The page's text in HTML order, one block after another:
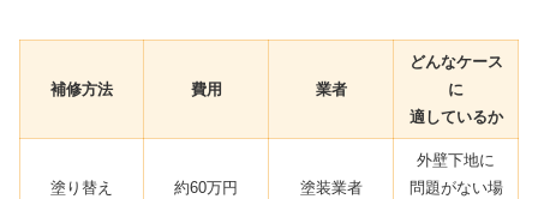
補修方法 費用 業者
どんなケース
に
適しているか
塗り替え 約60万円 塗装業者
外壁下地に
問題がない場